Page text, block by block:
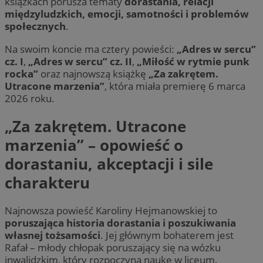
międzyludzkich, emocji, samotności i problemów
społecznych.
Na swoim koncie ma cztery powieści: „Adres w sercu”
cz. I, „Adres w sercu” cz. II, „Miłość w rytmie punk
rocka” oraz najnowszą książkę „Za zakrętem.
Utracone marzenia”, która miała premierę 6 marca
2026 roku.
„Za zakrętem. Utracone
marzenia” – opowieść o
dorastaniu, akceptacji i sile
charakteru
Najnowsza powieść Karoliny Hejmanowskiej to
poruszająca historia dorastania i poszukiwania
własnej tożsamości. Jej głównym bohaterem jest
Rafał – młody chłopak poruszający się na wózku
inwalidzkim, który rozpoczyna naukę w liceum.
QeSessID
MvSessID m-ce.pl
li_gc
LinkedIn
Corporation
.linkedin.com